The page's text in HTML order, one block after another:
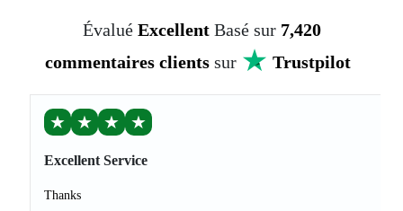
Évalué Excellent Basé sur 7,420
commentaires clients sur Trustpilot
★ ★ ★ ★
Excellent Service
Thanks